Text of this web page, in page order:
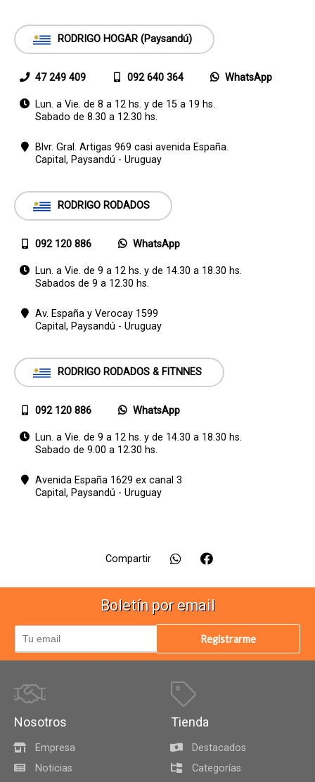
RODRIGO HOGAR (Paysandú)
47 249 409 092 640 364 WhatsApp
Lun. a Vie. de 8 a 12 hs. y de 15 a 19 hs.
Sabado de 8.30 a 12.30 hs.
Blvr. Gral. Artigas 969 casi avenida España.
Capital, Paysandú - Uruguay
RODRIGO RODADOS
092 120 886 WhatsApp
Lun. a Vie. de 9 a 12 hs. y de 14.30 a 18.30 hs.
Sabados de 9 a 12.30 hs.
Av. España y Verocay 1599
Capital, Paysandú - Uruguay
RODRIGO RODADOS & FITNNES
092 120 886 WhatsApp
Lun. a Vie. de 9 a 12 hs. y de 14.30 a 18.30 hs.
Sabado de 9.00 a 12.30 hs.
Avenida España 1629 ex canal 3
Capital, Paysandú - Uruguay
Compartir
Boletín por email
Registrarme
Nosotros
Empresa
Noticias
Tienda
Destacados
Categorías